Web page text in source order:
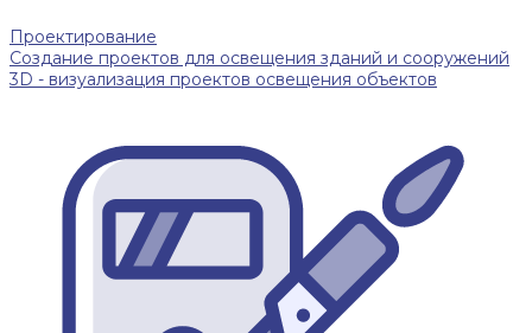
Проектирование
Создание проектов для освещения зданий и сооружений
3D - визуализация проектов освещения объектов